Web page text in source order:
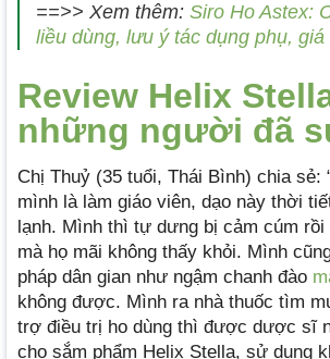
==>> Xem thêm: Siro Ho Astex:
liều dùng, lưu ý tác dụng phụ, giá
Review Helix
những người đã
Chị Thuỷ (35 tuổi, Thái Bình) chia sẻ:
mình là làm giáo viên, dạo này thời
lạnh. Mình thì tự dưng bị cảm cúm rồi
mà họ mãi không thấy khỏi. Mình
pháp dân gian như ngậm chanh đào
không được. Mình ra nhà thuốc tìm
trợ điều trị ho dùng thì được dược sĩ
cho sắm phẩm Helix Stella, sử dụng